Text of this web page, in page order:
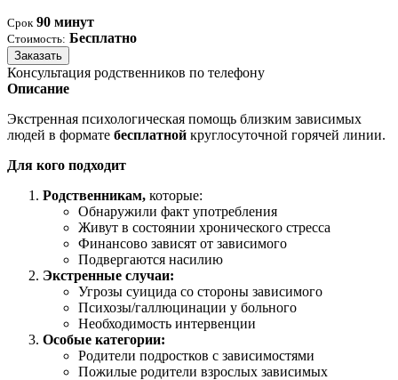
Срок 90 минут
Стоимость: Бесплатно
Заказать
Консультация родственников по телефону
Описание
Экстренная психологическая помощь близким зависимых
людей в формате бесплатной круглосуточной горячей линии.
Для кого подходит
Родственникам, которые:
Обнаружили факт употребления
Живут в состоянии хронического стресса
Финансово зависят от зависимого
Подвергаются насилию
Экстренные случаи:
Угрозы суицида со стороны зависимого
Психозы/галлюцинации у больного
Необходимость интервенции
Особые категории:
Родители подростков с зависимостями
Пожилые родители взрослых зависимых